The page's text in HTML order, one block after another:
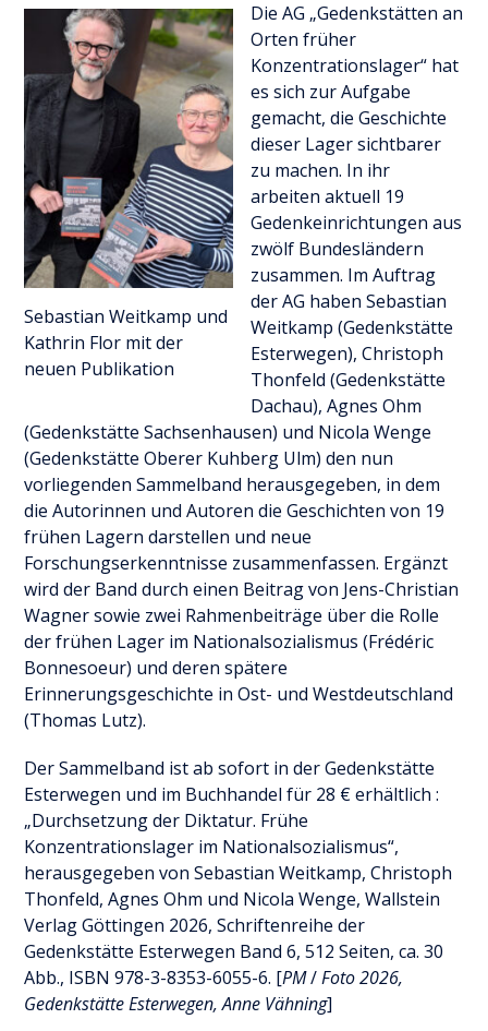
Sebastian Weitkamp und
Kathrin Flor mit der
neuen Publikation
Die AG „Gedenkstätten an
Orten früher
Konzentrationslager“ hat
es sich zur Aufgabe
gemacht, die Geschichte
dieser Lager sichtbarer
zu machen. In ihr
arbeiten aktuell 19
Gedenkeinrichtungen aus
zwölf Bundesländern
zusammen. Im Auftrag
der AG haben Sebastian
Weitkamp (Gedenkstätte
Esterwegen), Christoph
Thonfeld (Gedenkstätte
Dachau), Agnes Ohm
(Gedenkstätte Sachsenhausen) und Nicola Wenge
(Gedenkstätte Oberer Kuhberg Ulm) den nun
vorliegenden Sammelband herausgegeben, in dem
die Autorinnen und Autoren die Geschichten von 19
frühen Lagern darstellen und neue
Forschungserkenntnisse zusammenfassen. Ergänzt
wird der Band durch einen Beitrag von Jens-Christian
Wagner sowie zwei Rahmenbeiträge über die Rolle
der frühen Lager im Nationalsozialismus (Frédéric
Bonnesoeur) und deren spätere
Erinnerungsgeschichte in Ost- und Westdeutschland
(Thomas Lutz).
Der Sammelband ist ab sofort in der Gedenkstätte
Esterwegen und im Buchhandel für 28 € erhältlich :
„Durchsetzung der Diktatur. Frühe
Konzentrationslager im Nationalsozialismus“,
herausgegeben von Sebastian Weitkamp, Christoph
Thonfeld, Agnes Ohm und Nicola Wenge, Wallstein
Verlag Göttingen 2026, Schriftenreihe der
Gedenkstätte Esterwegen Band 6, 512 Seiten, ca. 30
Abb., ISBN 978-3-8353-6055-6. [PM/Foto 2026,
Gedenkstätte Esterwegen, Anne Vähning]